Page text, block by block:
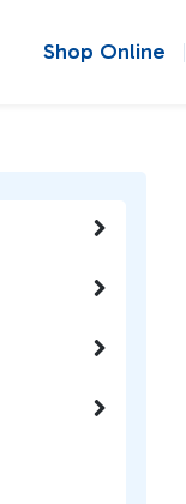
Shop Online